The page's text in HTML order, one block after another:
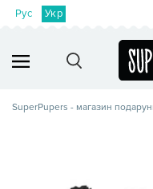
Рус Укр
SuperPupers - магазин